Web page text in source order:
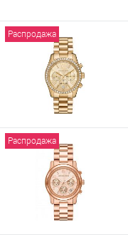
Распродажа
Распродажа